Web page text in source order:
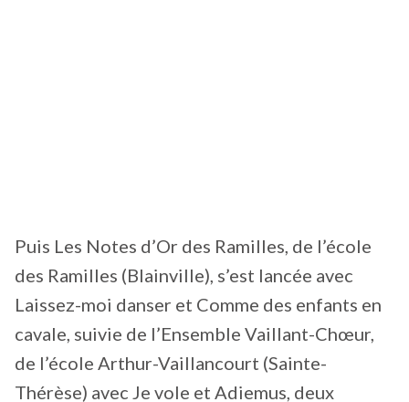
Puis Les Notes d’Or des Ramilles, de l’école
des Ramilles (Blainville), s’est lancée avec
Laissez-moi danser et Comme des enfants en
cavale, suivie de l’Ensemble Vaillant-Chœur,
de l’école Arthur-Vaillancourt (Sainte-
Thérèse) avec Je vole et Adiemus, deux